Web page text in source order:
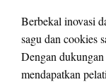
Berbekal inovasi
sagu dan cookies
Dengan
mendapatkan